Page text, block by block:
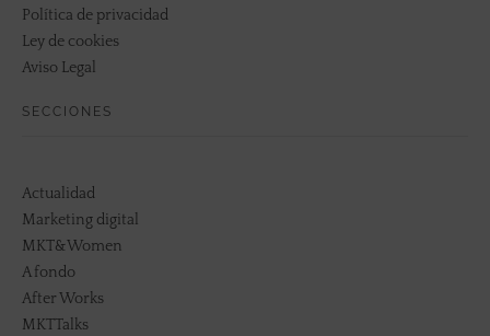
Política de privacidad
Ley de cookies
Aviso Legal
SECCIONES
Actualidad
Marketing digital
MKT&Women
A fondo
After Works
MKTTalks